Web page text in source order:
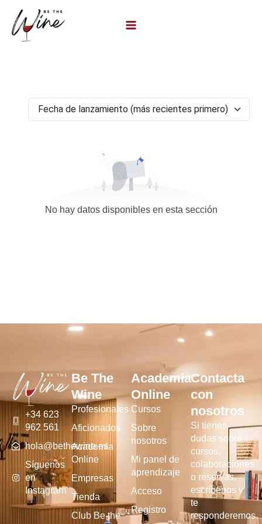
contenido
No hay datos disponibles en esta sección
+34 623
962 561
hola@bethewine.es
Síguenos
en
Instagram
Be The
Wine
Profesionales
Aficionados
Academia
Online
Empresas
Tienda
Club Be the
Academia
Online
Cursos
Sobre
nosotros
Mi panel de
aprendizaje
Acceso
Registro
Contacta
con
nosotros
Si tienes
dudas sobre
cursos,
colaboraciones
o reservas,
escríbenos y
te
responderemos